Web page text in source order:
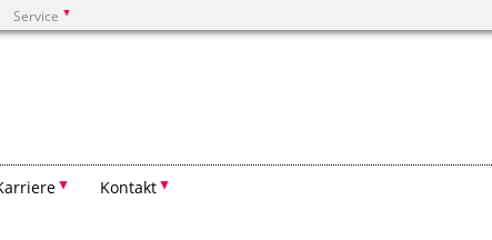
Service
Kontakt